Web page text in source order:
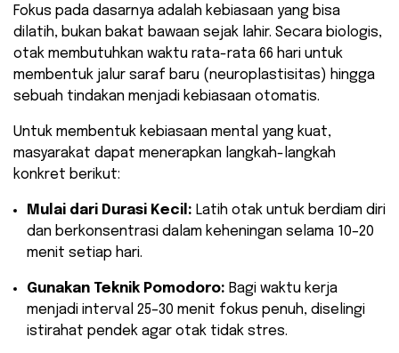
​Fokus pada dasarnya adalah kebiasaan yang bisa
dilatih, bukan bakat bawaan sejak lahir. Secara biologis,
otak membutuhkan waktu rata-rata 66 hari untuk
membentuk jalur saraf baru (neuroplastisitas) hingga
sebuah tindakan menjadi kebiasaan otomatis.
​Untuk membentuk kebiasaan mental yang kuat,
masyarakat dapat menerapkan langkah-langkah
konkret berikut:
Mulai dari Durasi Kecil: Latih otak untuk berdiam diri
dan berkonsentrasi dalam keheningan selama 10–20
menit setiap hari.
Gunakan Teknik Pomodoro: Bagi waktu kerja
menjadi interval 25–30 menit fokus penuh, diselingi
istirahat pendek agar otak tidak stres.